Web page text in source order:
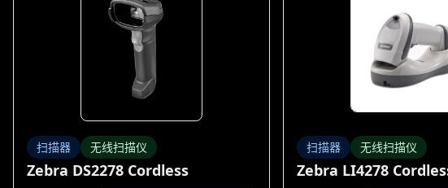
扫描器 无线扫描仪
Zebra DS2278 Cordless
扫描器 无线扫描仪
Zebra LI4278